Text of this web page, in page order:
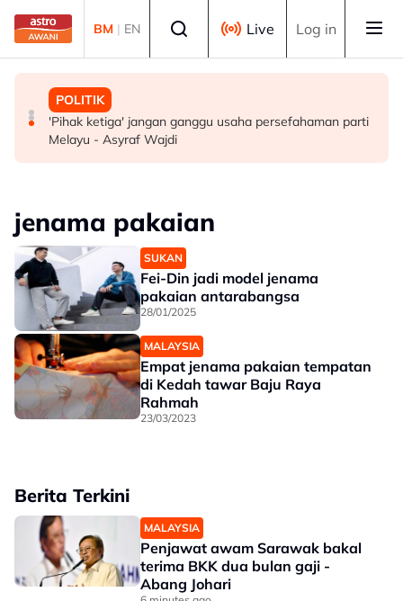
Skip to main content
BM | EN Live Log in
MALAYSIA
Penjawat awam Sarawak bakal terima BKK dua bulan
gaji - Abang Johari
MALAYSIA
Kerajaan pastikan syor, dapatan RCI Tabung Haji
disiasat tuntas tanpa kompromi - PM Anwar
POLITIK
'Pihak ketiga' jangan ganggu usaha persefahaman parti
Melayu - Asyraf Wajdi
jenama pakaian
SUKAN
Fei-Din jadi model jenama
pakaian antarabangsa
28/01/2025
MALAYSIA
Empat jenama pakaian tempatan
di Kedah tawar Baju Raya
Rahmah
23/03/2023
Berita Terkini
MALAYSIA
Penjawat awam Sarawak bakal
terima BKK dua bulan gaji -
Abang Johari